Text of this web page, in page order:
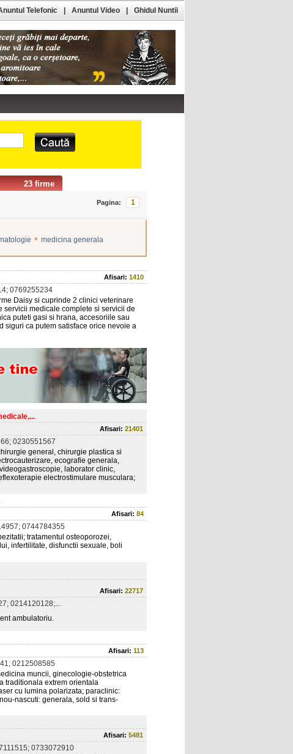
23 firme
Pagina: 1
• medicina generala
Afisari: 1410
0769255234
Daisy si cuprinde 2 clinici veterinare
medicale complete si servicii de
puteti gasi si hrana, accesoriile sau
siguri ca putem satisface orice nevoie a
Afisari: 21401
0230551567
general, chirurgie plastica si
ecografie generala,
laborator clinic,
electrostimulare musculara;
Afisari: 84
0744784355
tratamentul osteoporozei,
infertilitate, disfunctii sexuale, boli
Afisari: 22717
0214120128;...
ambulatoriu.
Afisari: 113
0212508585
muncii, ginecologie-obstetrica
traditionala extrem orientala
cu lumina polarizata; paraclinic:
nascuti: generala, sold si trans-
Afisari: 5481
0733072910
Telefonic Anuntul Video Ghidul Nuntii